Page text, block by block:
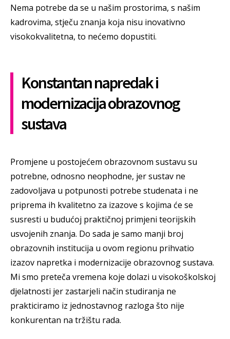
Nema potrebe da se u našim prostorima, s našim
kadrovima, stječu znanja koja nisu inovativno
visokokvalitetna, to nećemo dopustiti.
Konstantan napredak i
modernizacija obrazovnog
sustava
Promjene u postojećem obrazovnom sustavu su
potrebne, odnosno neophodne, jer sustav ne
zadovoljava u potpunosti potrebe studenata i ne
priprema ih kvalitetno za izazove s kojima će se
susresti u budućoj praktičnoj primjeni teorijskih
usvojenih znanja. Do sada je samo manji broj
obrazovnih institucija u ovom regionu prihvatio
izazov napretka i modernizacije obrazovnog sustava.
Mi smo preteča vremena koje dolazi u visokoškolskoj
djelatnosti jer zastarjeli način studiranja ne
prakticiramo iz jednostavnog razloga što nije
konkurentan na tržištu rada.